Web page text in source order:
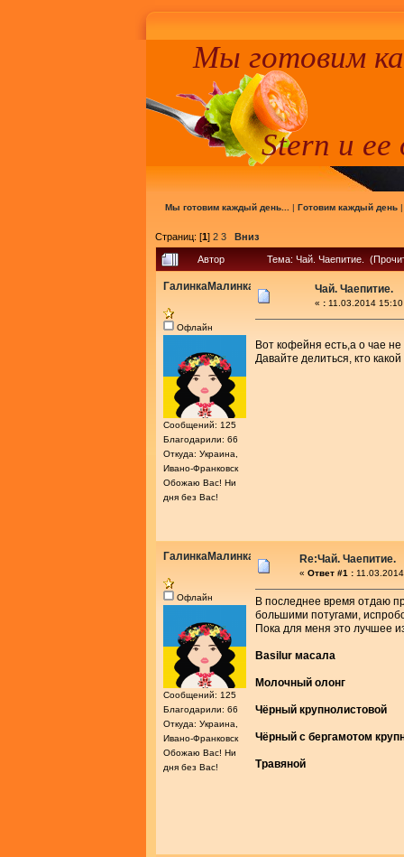
Мы готовим
Stern и ее
Мы готовим каждый день... | Готовим каждый день
Страниц: [1] 2 3 Вниз
Автор Тема: Чай. Чаепитие.
ГалинкаМалинка
Офлайн
Сообщений: 125
Благодарили: 66
Откуда: Украина,
Ивано-Франковск
Обожаю Вас! Ни
дня без Вас!
Чай. Чаепитие.
« : 11.03.2014
Вот кофейня есть,а о чае
Давайте делиться, кто
ГалинкаМалинка
Офлайн
Сообщений: 125
Благодарили: 66
Откуда: Украина,
Ивано-Франковск
Обожаю Вас! Ни
дня без Вас!
Re:Чай. Чаепитие.
« Ответ #1 :
В последнее время отдаю
большими потугами,
Пока для меня это лучшее
Basilur масала
Молочный олонг
Чёрный крупнолистовой
Чёрный с бергамотом
Травяной